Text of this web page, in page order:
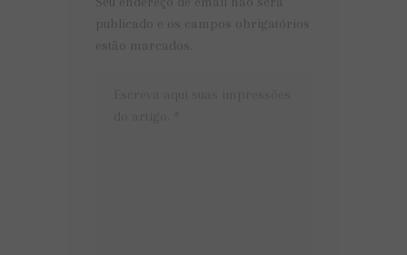
publicado e os campos obrigatórios
estão marcados.